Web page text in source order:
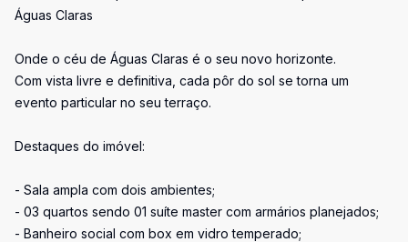
Águas Claras
Onde o céu de Águas Claras é o seu novo horizonte.
Com vista livre e definitiva, cada pôr do sol se torna um
evento particular no seu terraço.
Destaques do imóvel:
- Sala ampla com dois ambientes;
- 03 quartos sendo 01 suíte master com armários planejados;
- Banheiro social com box em vidro temperado;